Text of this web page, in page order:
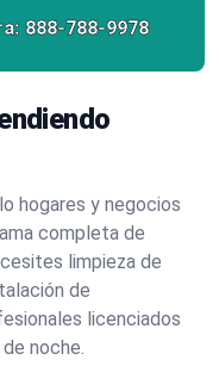
888-788-9978
hogares y negocios
completa de
limpieza de
de
licenciados
noche.